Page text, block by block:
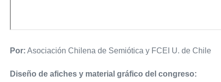
Por: Asociación Chilena de Semiótica y FCEI U. de Chile
Diseño de afiches y material gráfico del congreso: